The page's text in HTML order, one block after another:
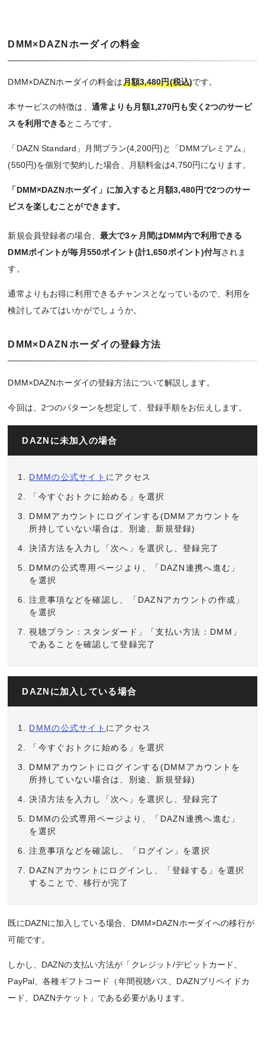
DMM×DAZNホーダイの料金
DMM×DAZNホーダイの料金は月額3,480円(税込)です。
本サービスの特徴は、 通常よりも月額1,270円も安く2つのサービ
スを利用できるところです。
「DAZN Standard」月間プラン(4,200円)と「DMMプレミアム」
(550円)を個別で契約した場合、月額料金は4,750円になります。
「DMM×DAZNホーダイ」に加入すると月額3,480円で2つのサー
ビスを楽しむことができます。
新規会員登録者の場合、 最大で3ヶ月間はDMM内で利用できる
DMMポイントが毎月550ポイント(計1,650ポイント)付与されま
す。
通常よりもお得に利用できるチャンスとなっているので、利用を
検討してみてはいかがでしょうか。
DMM×DAZNホーダイの登録方法
DMM×DAZNホーダイの登録方法について解説します。
今回は、2つのパターンを想定して、登録手順をお伝えします。
DAZNに未加入の場合
DMMの公式サイト にアクセス
「今すぐおトクに始める」を選択
DMMアカウントにログインする(DMMアカウントを
所持していない場合は、別途、新規登録)
決済方法を入力し「次へ」を選択し、登録完了
DMMの公式専用ページより、「DAZN連携へ進む」
を選択
注意事項などを確認し、「DAZNアカウントの作成」
を選択
視聴プラン：スタンダード」「支払い方法：DMM」
であることを確認して登録完了
DAZNに加入している場合
DMMの公式サイト にアクセス
「今すぐおトクに始める」を選択
DMMアカウントにログインする(DMMアカウントを
所持していない場合は、別途、新規登録)
決済方法を入力し「次へ」を選択し、登録完了
DMMの公式専用ページより、「DAZN連携へ進む」
を選択
注意事項などを確認し、「ログイン」を選択
DAZNアカウントにログインし、「登録する」を選択
することで、移行が完了
既にDAZNに加入している場合、DMM×DAZNホーダイへの移行が
可能です。
しかし、DAZNの支払い方法が「クレジット/デビットカード、
PayPal、各種ギフトコード（年間視聴パス、DAZNプリペイドカ
ード、DAZNチケット」である必要があります。